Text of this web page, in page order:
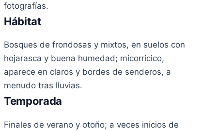
fotografías.
Hábitat
Bosques de frondosas y mixtos, en suelos con
hojarasca y buena humedad; micorrícico,
aparece en claros y bordes de senderos, a
menudo tras lluvias.
Temporada
Finales de verano y otoño; a veces inicios de